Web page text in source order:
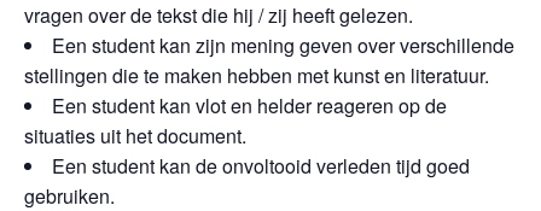
vragen over de tekst die hij / zij heeft gelezen.
Een student kan zijn mening geven over verschillende
stellingen die te maken hebben met kunst en literatuur.
Een student kan vlot en helder reageren op de
situaties uit het document.
Een student kan de onvoltooid verleden tijd goed
gebruiken.